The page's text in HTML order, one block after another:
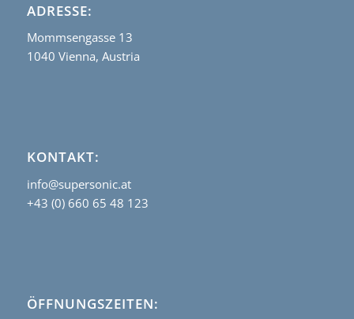
ADRESSE:
Mommsengasse 13
1040 Vienna, Austria
KONTAKT:
info@supersonic.at
+43 (0) 660 65 48 123
ÖFFNUNGSZEITEN: